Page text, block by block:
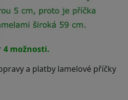
4 možnosti.
a platby lamelové příčky